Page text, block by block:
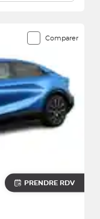
Comparer
PRENDRE RDV